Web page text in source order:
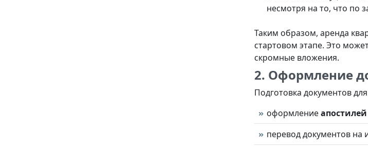
несмотря на то, что по
Таким образом, аренда
стартовом этапе. Это
скромные вложения.
2. Оформление
Подготовка документов
оформлениеапостилей
перевод документов